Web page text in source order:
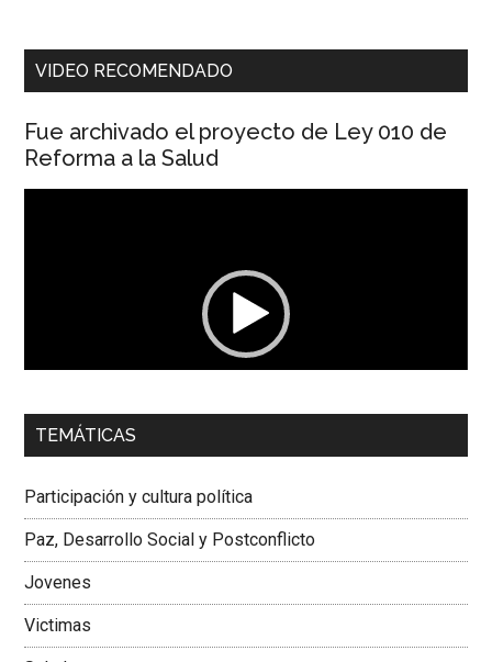
VIDEO RECOMENDADO
Fue archivado el proyecto de Ley 010 de
Reforma a la Salud
00:00 01:04
Dra. Carolina Corcho Mejía,Presidenta Corporación
Colombiana
TEMÁTICAS
Participación y cultura política
Paz, Desarrollo Social y Postconflicto
Jovenes
Victimas